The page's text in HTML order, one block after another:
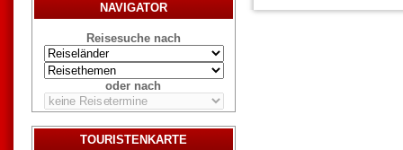
NAVIGATOR
Reisesuche nach
oder nach
TOURISTENKARTE